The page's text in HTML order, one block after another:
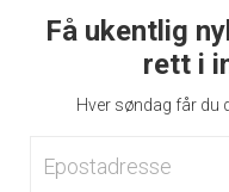
Få ukentlig
rett i
Hver søndag får du